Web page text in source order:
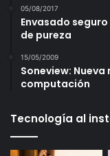
05/08/2017
Envasado
de pureza
15/05/2009
Soneview:
computación
Tecnología al